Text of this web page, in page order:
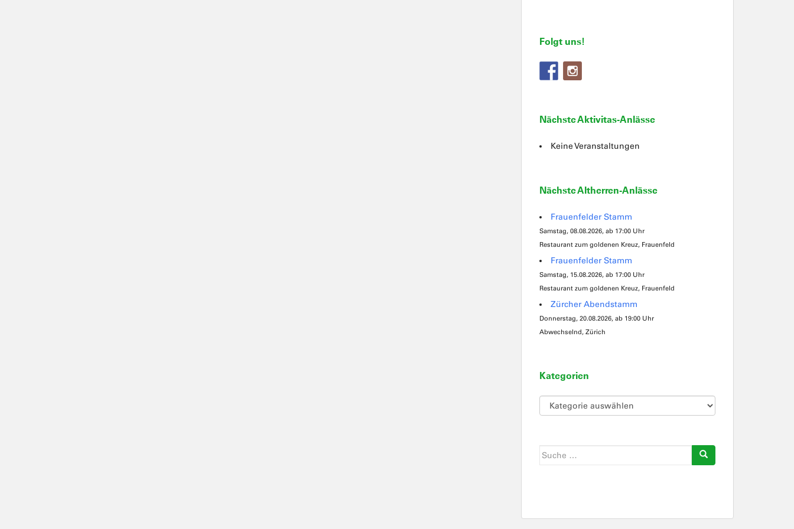
Folgt uns!
Nächste Aktivitas-Anlässe
Keine Veranstaltungen
Nächste Altherren-Anlässe
Frauenfelder Stamm
Samstag, 08.08.2026, ab 17:00 Uhr
Restaurant zum goldenen Kreuz, Frauenfeld
Frauenfelder Stamm
Samstag, 15.08.2026, ab 17:00 Uhr
Restaurant zum goldenen Kreuz, Frauenfeld
Zürcher Abendstamm
Donnerstag, 20.08.2026, ab 19:00 Uhr
Abwechselnd, Zürich
Kategorien
Kategorien
Suche